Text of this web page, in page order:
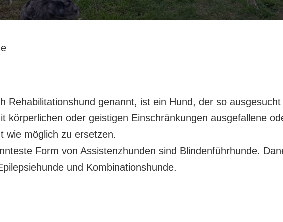
Ein
Bergamasker
Rehabilitationshund genannt, ist ein Hund, der so
körperlichen oder geistigen Einschränkungen ausgefallene
wie möglich zu ersetzen.
Form von Assistenzhunden sind Blindenführhunde.
und Kombinationshunde.